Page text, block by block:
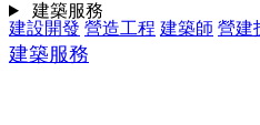
建設開發 營造工程 建築師 營建
建築服務
建築服務